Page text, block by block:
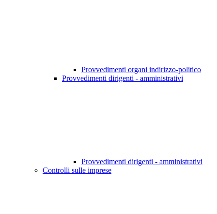
Provvedimenti organi indirizzo-politico
Provvedimenti dirigenti - amministrativi
Provvedimenti dirigenti - amministrativi
Controlli sulle imprese